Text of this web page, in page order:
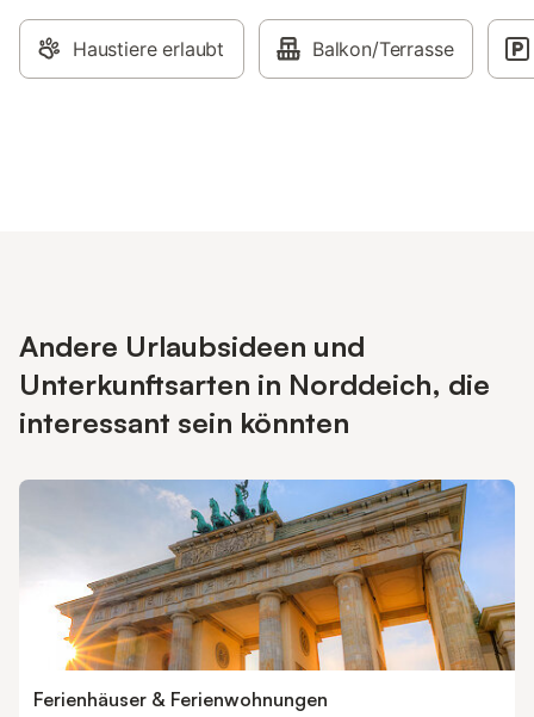
Haustiere erlaubt Balkon/Terrasse
Andere Urlaubsideen und
Unterkunftsarten in Norddeich, die
interessant sein könnten
Ferienhäuser & Ferienwohnungen